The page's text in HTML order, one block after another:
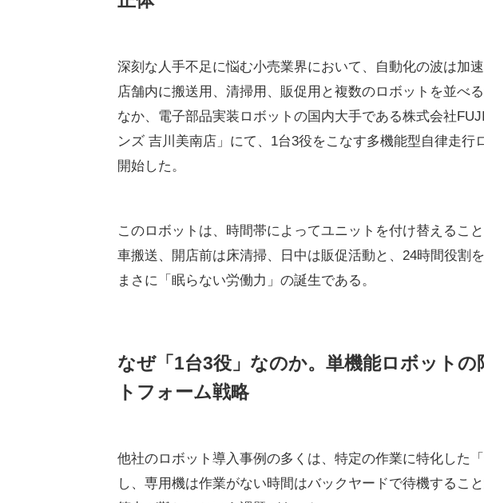
深刻な人手不足に悩む小売業界において、自動化の波は加
店舗内に搬送用、清掃用、販促用と複数のロボットを並べ
なか、電子部品実装ロボットの国内大手である株式会社
ンズ 吉川美南店」にて、1台3役をこなす多機能型自律走行
開始した。
このロボットは、時間帯によってユニットを付け替えるこ
車搬送、開店前は床清掃、日中は販促活動と、24時間役割
まさに「眠らない労働力」の誕生である。
なぜ「1台3役」なのか。単機能ロボットの
トフォーム戦略
他社のロボット導入事例の多くは、特定の作業に特化した
し、専用機は作業がない時間はバックヤードで待機するこ